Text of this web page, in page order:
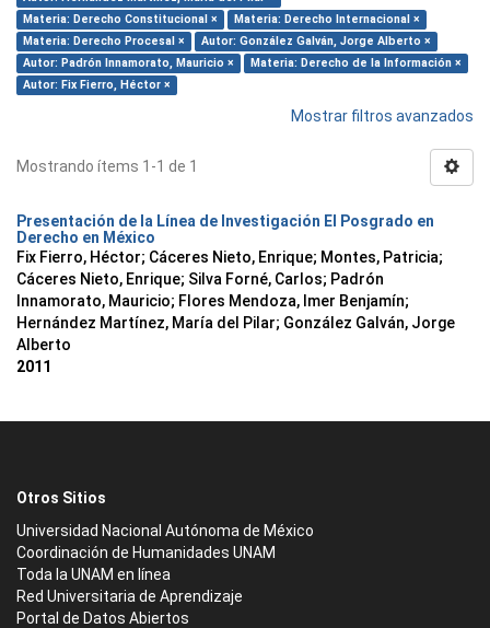
Materia: Derecho Constitucional ×
Materia: Derecho Internacional ×
Materia: Derecho Procesal ×
Autor: González Galván, Jorge Alberto ×
Autor: Padrón Innamorato, Mauricio ×
Materia: Derecho de la Información ×
Autor: Fix Fierro, Héctor ×
Mostrar filtros avanzados
Mostrando ítems 1-1 de 1
Presentación de la Línea de Investigación El Posgrado en
Derecho en México
Fix Fierro, Héctor; Cáceres Nieto, Enrique; Montes, Patricia;
Cáceres Nieto, Enrique; Silva Forné, Carlos; Padrón
Innamorato, Mauricio; Flores Mendoza, Imer Benjamín;
Hernández Martínez, María del Pilar; González Galván, Jorge
Alberto
2011
Otros Sitios
Universidad Nacional Autónoma de México
Coordinación de Humanidades UNAM
Toda la UNAM en línea
Red Universitaria de Aprendizaje
Portal de Datos Abiertos